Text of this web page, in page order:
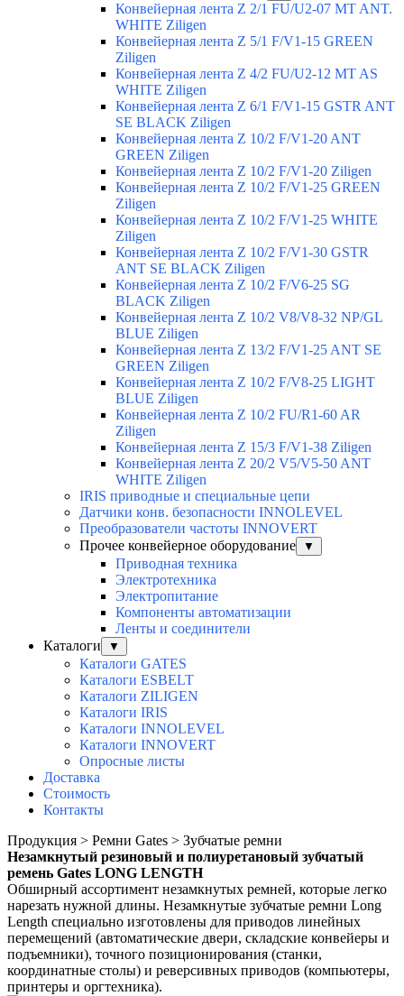
Конвейерная лента Z 2/1 FU/U2-07 MT ANT.
WHITE Ziligen
Конвейерная лента Z 5/1 F/V1-15 GREEN
Ziligen
Конвейерная лента Z 4/2 FU/U2-12 MT AS
WHITE Ziligen
Конвейерная лента Z 6/1 F/V1-15 GSTR ANT
SE BLACK Ziligen
Конвейерная лента Z 10/2 F/V1-20 ANT
GREEN Ziligen
Конвейерная лента Z 10/2 F/V1-20 Ziligen
Конвейерная лента Z 10/2 F/V1-25 GREEN
Ziligen
Конвейерная лента Z 10/2 F/V1-25 WHITE
Ziligen
Конвейерная лента Z 10/2 F/V1-30 GSTR
ANT SE BLACK Ziligen
Конвейерная лента Z 10/2 F/V6-25 SG
BLACK Ziligen
Конвейерная лента Z 10/2 V8/V8-32 NP/GL
BLUE Ziligen
Конвейерная лента Z 13/2 F/V1-25 ANT SE
GREEN Ziligen
Конвейерная лента Z 10/2 F/V8-25 LIGHT
BLUE Ziligen
Конвейерная лента Z 10/2 FU/R1-60 AR
Ziligen
Конвейерная лента Z 15/3 F/V1-38 Ziligen
Конвейерная лента Z 20/2 V5/V5-50 ANT
WHITE Ziligen
IRIS приводные и специальные цепи
Датчики конв. безопасности INNOLEVEL
Преобразователи частоты INNOVERT
Прочее конвейерное оборудование
▼
Приводная техника
Электротехника
Электропитание
Компоненты автоматизации
Ленты и соединители
Каталоги
▼
Каталоги GATES
Каталоги ESBELT
Каталоги ZILIGEN
Каталоги IRIS
Каталоги INNOLEVEL
Каталоги INNOVERT
Опросные листы
Доставка
Стоимость
Контакты
Продукция > Ремни Gates > Зубчатые ремни
Незамкнутый резиновый и полиуретановый зубчатый
ремень Gates LONG LENGTH
Обширный ассортимент незамкнутых ремней, которые легко
нарезать нужной длины. Незамкнутые зубчатые ремни Long
Length специально изготовлены для приводов линейных
перемещений (автоматические двери, складские конвейеры и
подъемники), точного позиционирования (станки,
координатные столы) и реверсивных приводов (компьютеры,
принтеры и оргтехника).